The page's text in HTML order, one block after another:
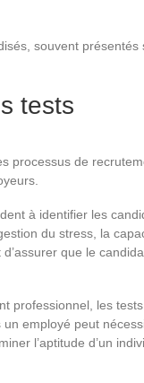
souvent présentés
tests
processus de
à identifier les
du stress, la
que le
professionnel, les tests
employé peut
l’aptitude d’un